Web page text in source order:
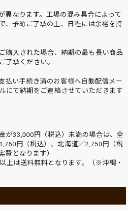
異なります。工場の混み具合によって
、予めご了承の上、日程には余裕を持
購入された場合、納期の最も長い商品
了承ください。
払い手続き済のお客様へ自動配信メー
にて納期をご連絡させていただきます
が33,000円（税込）未満の場合は、全
円（税込）、北海道／2,750円（税
となります）
上は送料無料となります。（※沖縄・